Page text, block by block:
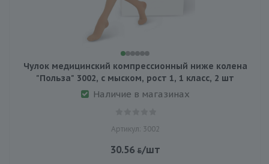
Чулок медицинский компрессионный ниже колена
"Польза" 3002, с мыском, рост 1, 1 класс, 2 шт
Наличие в магазинах
Артикул: 3002
30.56 /шт